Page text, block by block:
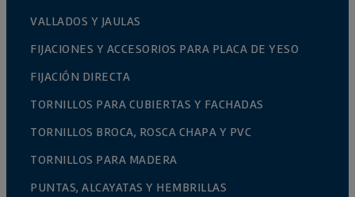
VALLADOS Y JAULAS
FIJACIONES Y ACCESORIOS PARA PLACA DE YESO
FIJACIÓN DIRECTA
TORNILLOS PARA CUBIERTAS Y FACHADAS
TORNILLOS BROCA, ROSCA CHAPA Y PVC
TORNILLOS PARA MADERA
PUNTAS, ALCAYATAS Y HEMBRILLAS